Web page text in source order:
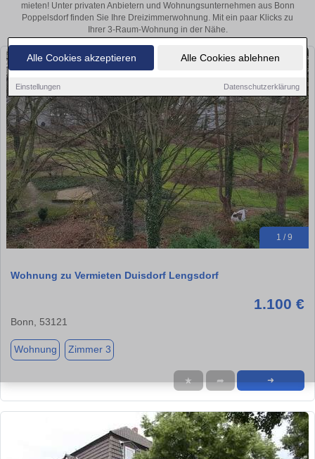
Alle Cookies akzeptieren Alle Cookies ablehnen
Einstellungen Datenschutzerklärung
mieten! Unter privaten Anbietern und Wohnungsunternehmen aus Bonn
Poppelsdorf finden Sie Ihre Dreizimmerwohnung. Mit ein paar Klicks zu
Ihrer 3-Raum-Wohnung in der Nähe.
1 / 9
Wohnung zu Vermieten Duisdorf Lengsdorf
1.100 €
Bonn, 53121
Wohnung Zimmer 3
★ ➦ ➜